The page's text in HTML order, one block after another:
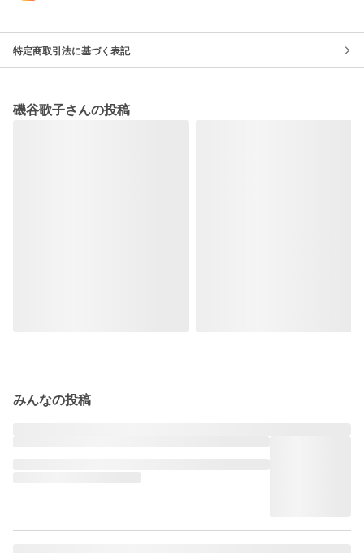
特定商取引法に基づく表記
磯谷歌子さんの投稿
みんなの投稿